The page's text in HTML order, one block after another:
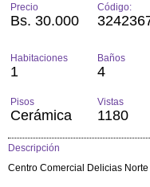
Precio
Bs. 30.000
Código:
Habitaciones
1
Baños
4
Pisos
Cerámica
Vistas
1180
Descripción
Centro Comercial Delicias